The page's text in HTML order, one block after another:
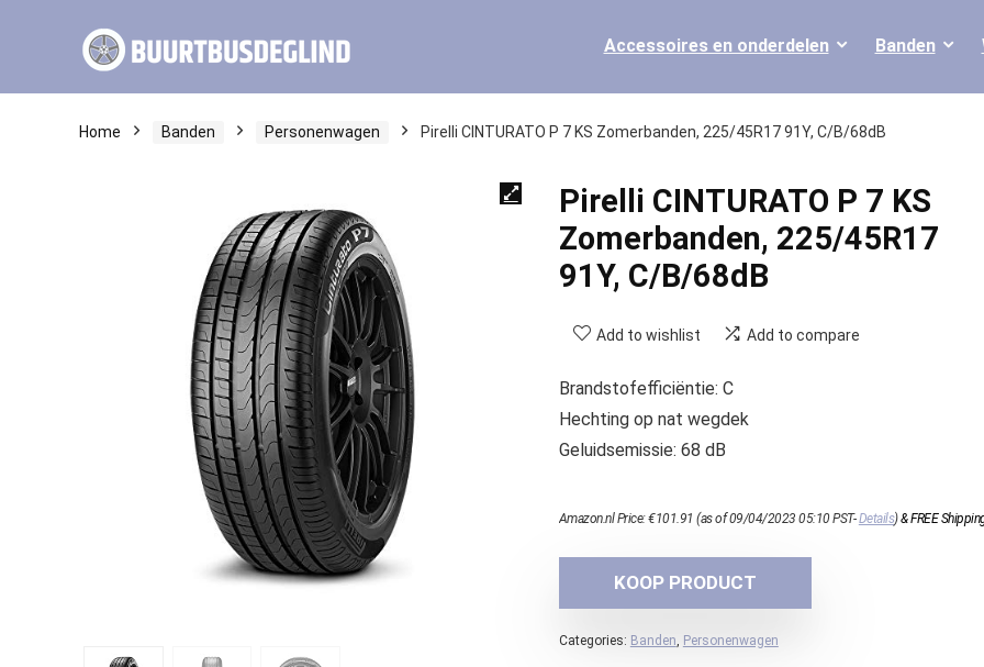
Accessoires en onderdelen Banden
Home Banden Personenwagen Pirelli CINTURATO P 7 KS Zomerbanden, 225/45R17 91Y, C/B/68dB
Pirelli CINTURATO P 7 KS
Zomerbanden, 225/45R17
91Y, C/B/68dB
Add to wishlist Add to compare
Brandstofefficiëntie: C
Hechting op nat wegdek
Geluidsemissie: 68 dB
Amazon.nl Price:€101.91 (as of 09/04/2023 05:10 PST-Details)&FREE
KOOP PRODUCT
Categories: Banden, Personenwagen